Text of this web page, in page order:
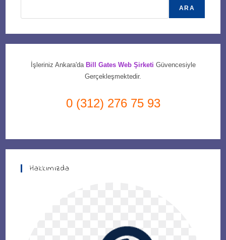
ARA
İşleriniz Ankara'da Bill Gates Web Şirketi Güvencesiyle
Gerçekleşmektedir.
0 (312) 276 75 93
Hakkımızda